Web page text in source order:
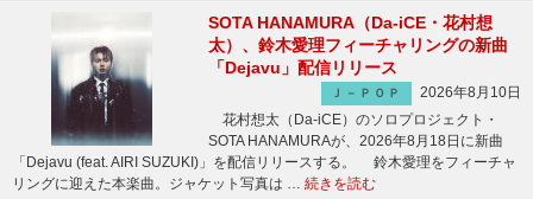
SOTA HANAMURA（Da-iCE・花村想
太）、鈴木愛理フィーチャリングの新曲
「Dejavu」配信リリース
Ｊ－ＰＯＰ
2026年8月10日
花村想太（Da-iCE）のソロプロジェクト・
SOTA HANAMURAが、2026年8月18日に新曲
「Dejavu (feat. AIRI SUZUKI)」を配信リリースする。 鈴木愛理をフィーチャ
リングに迎えた本楽曲。ジャケット写真は … 続きを読む